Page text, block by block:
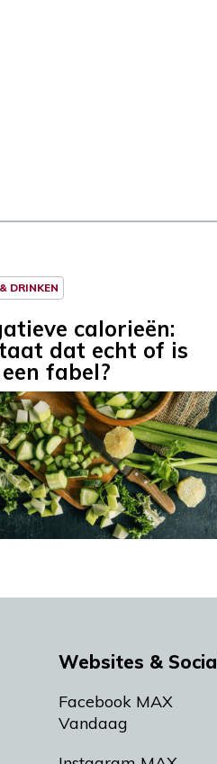
DRINKEN
calorieën:
dat echt of is
fabel?
Websites & Social
Facebook MAX
Vandaag